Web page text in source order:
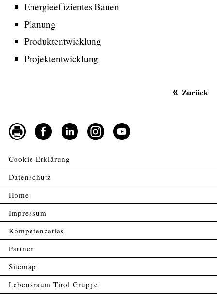
Energieeffizientes Bauen
Planung
Produktentwicklung
Projektentwicklung
Zurück
Cookie Erklärung
Datenschutz
Home
Impressum
Kompetenzatlas
Partner
Sitemap
Lebensraum Tirol Gruppe